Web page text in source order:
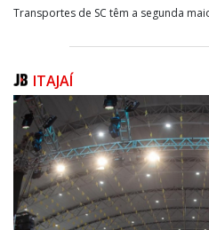
Transportes de SC têm a segunda
do Rio de Janeiro, com 17,5%.
como Minas Gerais (2,1%), Paraná (-
média brasileira de redução de -0,6%.
“Na questão dos transportes,
passageiros, considerando a
em Santa Catarina e a chegada
estrangeiros. Mas também os
está muito aquecida, inclusive
aumento das exportações”,
Destaque para o setor de turismo a
ITAJAÍ